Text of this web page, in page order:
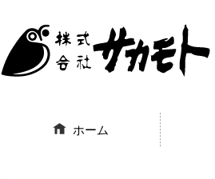
ホーム